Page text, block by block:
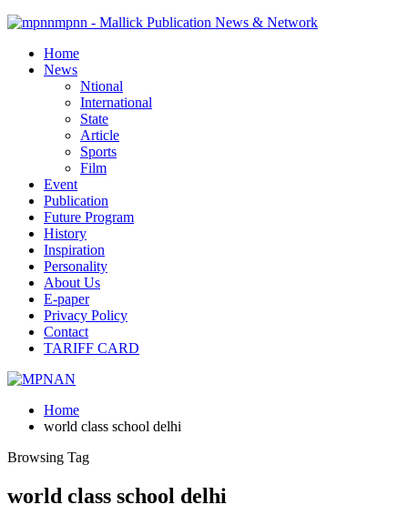
mpnn - Mallick Publication News & Network
Home
News
Ntional
International
State
Article
Sports
Film
Event
Publication
Future Program
History
Inspiration
Personality
About Us
E-paper
Privacy Policy
Contact
TARIFF CARD
Home
world class school delhi
Browsing Tag
world class school delhi